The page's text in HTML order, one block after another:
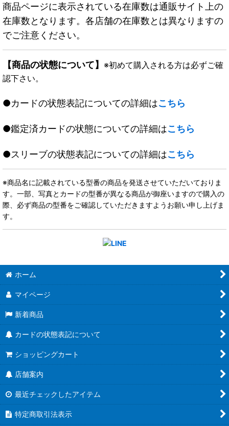
商品ページに表示されている在庫数は通販サイト上の
在庫数となります。各店舗の在庫数とは異なりますの
でご注意ください。
【商品の状態について】 ※初めて購入される方は必ずご確
認下さい。
●カードの状態表記についての詳細はこちら
●鑑定済カードの状態についての詳細はこちら
●スリーブの状態表記についての詳細はこちら
※商品名に記載されている型番の商品を発送させていただいておりま
す。一部、写真とカードの型番が異なる商品が御座いますので購入の
際、必ず商品の型番をご確認していただきますようお願い申し上げま
す。
ホーム
マイページ
新着商品
カードの状態表記について
ショッピングカート
店舗案内
最近チェックしたアイテム
特定商取引法表示